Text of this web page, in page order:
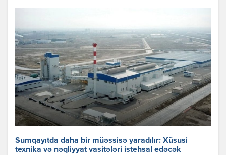
Sumqayıtda daha bir müəssisə yaradılır: Xüsusi
texnika və nəqliyyat vasitələri istehsal edəcək